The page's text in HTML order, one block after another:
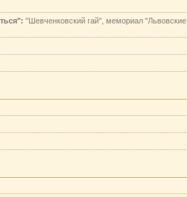
"Шевченковский гай", мемориал "Львовские